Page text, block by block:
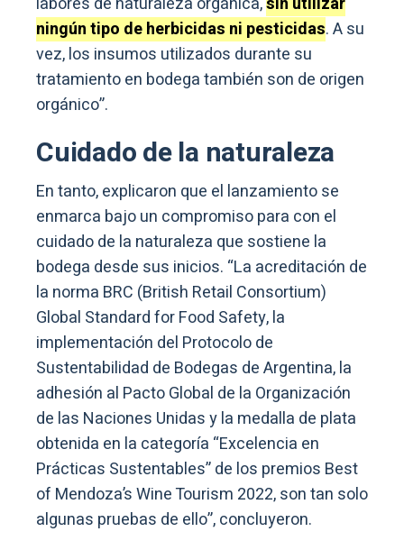
ningún tipo de herbicidas ni pesticidas. A su
vez, los insumos utilizados durante su
tratamiento en bodega también son de origen
orgánico”.
Cuidado de la naturaleza
En tanto, explicaron que el lanzamiento se
enmarca bajo un compromiso para con el
cuidado de la naturaleza que sostiene la
bodega desde sus inicios. “La acreditación de
la norma BRC (British Retail Consortium)
Global Standard for Food Safety, la
implementación del Protocolo de
Sustentabilidad de Bodegas de Argentina, la
adhesión al Pacto Global de la Organización
de las Naciones Unidas y la medalla de plata
obtenida en la categoría “Excelencia en
Prácticas Sustentables” de los premios Best
of Mendoza’s Wine Tourism 2022, son tan solo
algunas pruebas de ello”, concluyeron.